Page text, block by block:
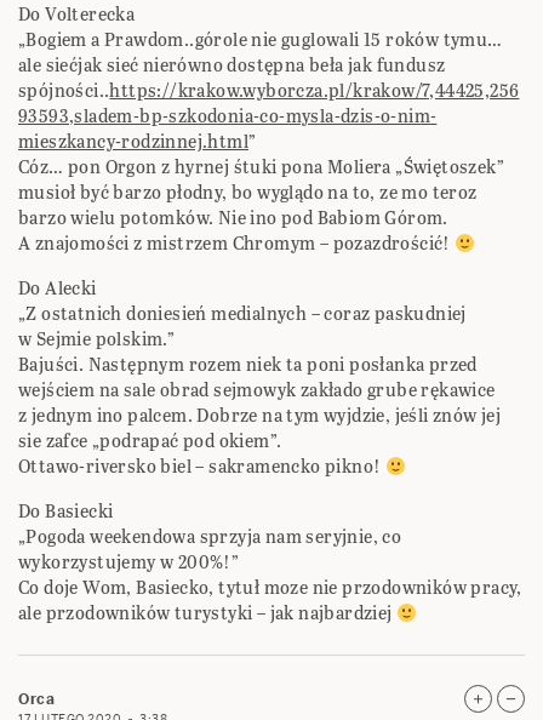
Do Volterecka
„Bogiem a Prawdom..górole nie guglowali 15 roków tymu…
ale siećjak sieć nierówno dostępna beła jak fundusz
spójności..https://krakow.wyborcza.pl/krakow/7,44425,256
93593,sladem-bp-szkodonia-co-mysla-dzis-o-nim-
mieszkancy-rodzinnej.html”
Cóz… pon Orgon z hyrnej śtuki pona Moliera „Świętoszek”
musioł być barzo płodny, bo wyglądo na to, ze mo teroz
barzo wielu potomków. Nie ino pod Babiom Górom.
A znajomości z mistrzem Chromym – pozazdrościć!
Do Alecki
„Z ostatnich doniesień medialnych – coraz paskudniej
w Sejmie polskim.”
Bajuści. Następnym rozem niek ta poni posłanka przed
wejściem na sale obrad sejmowyk zakłado grube rękawice
z jednym ino palcem. Dobrze na tym wyjdzie, jeśli znów jej
sie zafce „podrapać pod okiem”.
Ottawo-riversko biel – sakramencko pikno!
Do Basiecki
„Pogoda weekendowa sprzyja nam seryjnie, co
wykorzystujemy w 200%!”
Co doje Wom, Basiecko, tytuł moze nie przodowników pracy,
ale przodowników turystyki – jak najbardziej
Orca